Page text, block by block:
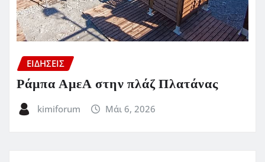
ΕΙΔΗΣΕΙΣ
Ράμπα ΑμεΑ στην πλάζ Πλατάνας
kimiforum Μάι 6, 2026